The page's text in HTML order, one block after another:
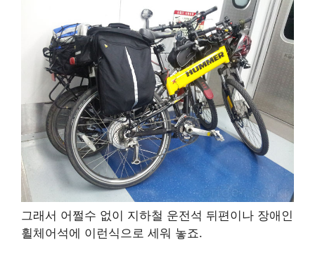
그래서 어쩔수 없이 지하철 운전석 뒤편이나 장애인
휠체어석에 이런식으로 세워 놓죠.